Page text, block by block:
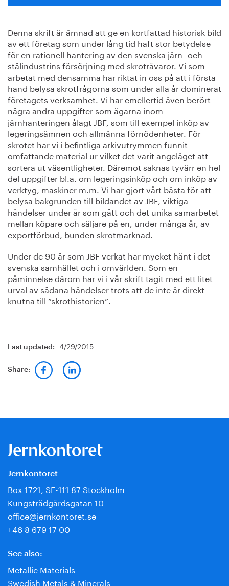
Denna skrift är ämnad att ge en kortfattad historisk bild
av ett företag som under lång tid haft stor betydelse
för en rationell hantering av den svenska järn- och
stålindustrins försörjning med skrotråvaror. Vi som
arbetat med densamma har riktat in oss på att i första
hand belysa skrotfrågorna som under alla år dominerat
företagets verksamhet. Vi har emellertid även berört
några andra uppgifter som ägarna inom
järnhanteringen ålagt JBF, som till exempel inköp av
legeringsämnen och allmänna förnödenheter. För
skrotet har vi i befintliga arkivutrymmen funnit
omfattande material ur vilket det varit angeläget att
sortera ut väsentligheter. Däremot saknas tyvärr en hel
del uppgifter bl.a. om legeringsinköp och om inköp av
verktyg, maskiner m.m. Vi har gjort vårt bästa för att
belysa bakgrunden till bildandet av JBF, viktiga
händelser under år som gått och det unika samarbetet
mellan köpare och säljare på en, under många år, av
exportförbud, bunden skrotmarknad.
Under de 90 år som JBF verkat har mycket hänt i det
svenska samhället och i omvärlden. Som en
påminnelse därom har vi i vår skrift tagit med ett litet
urval av sådana händelser trots att de inte är direkt
knutna till ”skrothistorien”.
Last updated: 4/29/2015
Share:
Jernkontoret
Box 1721, SE-111 87 Stockholm
Kungsträdgårdsgatan 10
office@jernkontoret.se
+46 8 679 17 00
See also:
Metallic Materials
Swedish Metals & Minerals